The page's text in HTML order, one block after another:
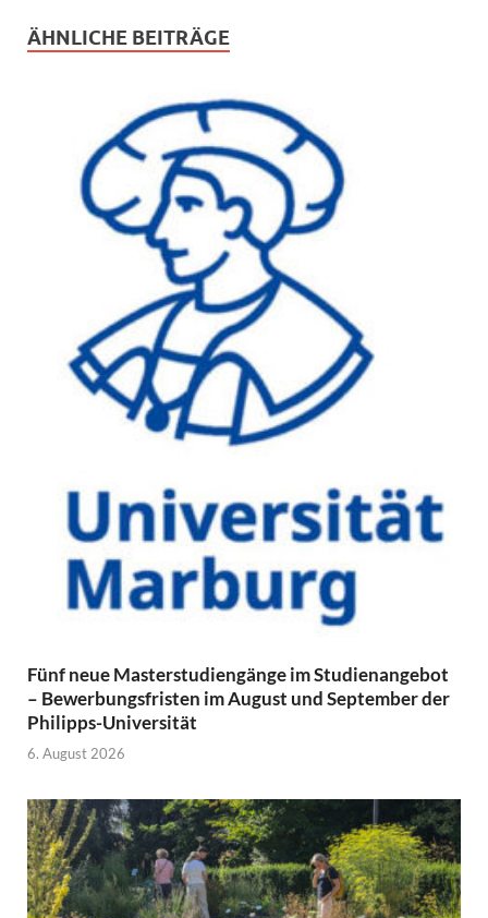
ÄHNLICHE BEITRÄGE
Fünf neue Masterstudiengänge im Studienangebot
– Bewerbungsfristen im August und September der
Philipps-Universität
6. August 2026